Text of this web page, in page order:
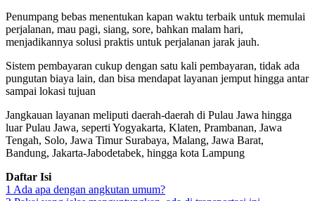
Penumpang bebas menentukan kapan waktu terbaik untuk memulai
perjalanan, mau pagi, siang, sore, bahkan malam hari,
menjadikannya solusi praktis untuk perjalanan jarak jauh.
Sistem pembayaran cukup dengan satu kali pembayaran, tidak ada
pungutan biaya lain, dan bisa mendapat layanan jemput hingga antar
sampai lokasi tujuan
Jangkauan layanan meliputi daerah-daerah di Pulau Jawa hingga
luar Pulau Jawa, seperti Yogyakarta, Klaten, Prambanan, Jawa
Tengah, Solo, Jawa Timur Surabaya, Malang, Jawa Barat,
Bandung, Jakarta-Jabodetabek, hingga kota Lampung
Daftar Isi
1 Ada apa dengan angkutan umum?